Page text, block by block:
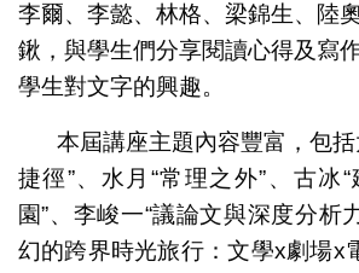
李爾、李懿、林格、梁錦生、陸
鍬，與學生們分享閱讀心得及寫
學生對文字的興趣。
本屆講座主題內容豐富，包
捷徑”、水月“常理之外”、古冰
園”、李峻一“議論文與深度分析
幻的跨界時光旅行：文學x劇場x